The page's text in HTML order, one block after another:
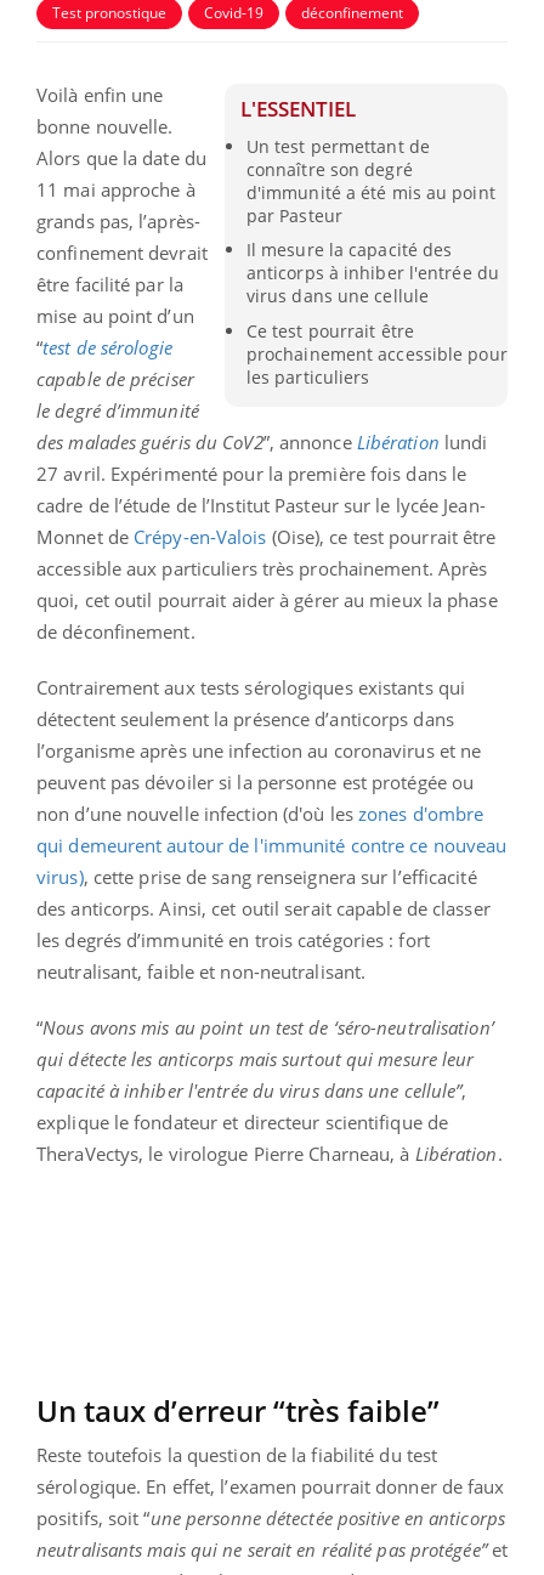
Test pronostique
Covid-19 déconfinement
L'ESSENTIEL
Un test permettant de
connaître son degré
d'immunité a été mis au point
par Pasteur
Il mesure la capacité des
anticorps à inhiber l'entrée du
virus dans une cellule
Ce test pourrait être
prochainement accessible pour
les particuliers
Voilà enfin une
bonne nouvelle.
Alors que la date du
11 mai approche à
grands pas, l’après-
confinement devrait
être facilité par la
mise au point d’un
“test de sérologie
capable de préciser
le degré d’immunité
des malades guéris du CoV2”, annonce Libération lundi
27 avril. Expérimenté pour la première fois dans le
cadre de l’étude de l’Institut Pasteur sur le lycée Jean-
Monnet de Crépy-en-Valois (Oise), ce test pourrait être
accessible aux particuliers très prochainement. Après
quoi, cet outil pourrait aider à gérer au mieux la phase
de déconfinement.
Contrairement aux tests sérologiques existants qui
détectent seulement la présence d’anticorps dans
l’organisme après une infection au coronavirus et ne
peuvent pas dévoiler si la personne est protégée ou
non d’une nouvelle infection (d'où les zones d'ombre
qui demeurent autour de l'immunité contre ce nouveau
virus), cette prise de sang renseignera sur l’efficacité
des anticorps. Ainsi, cet outil serait capable de classer
les degrés d’immunité en trois catégories : fort
neutralisant, faible et non-neutralisant.
“Nous avons mis au point un test de ‘séro-neutralisation’
qui détecte les anticorps mais surtout qui mesure leur
capacité à inhiber l'entrée du virus dans une cellule”,
explique le fondateur et directeur scientifique de
TheraVectys, le virologue Pierre Charneau, à Libération.
Un taux d’erreur “très faible”
Reste toutefois la question de la fiabilité du test
sérologique. En effet, l’examen pourrait donner de faux
positifs, soit “une personne détectée positive en anticorps
neutralisants mais qui ne serait en réalité pas protégée”et